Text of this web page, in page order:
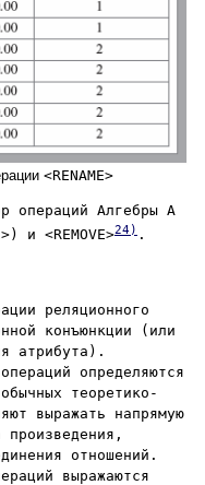
<RENAME>
операций Алгебры A
и <REMOVE>24) .
реляционного
конъюнкции (или
атрибута).
определяются
теоретико-
выражать напрямую
произведения,
отношений.
выражаются